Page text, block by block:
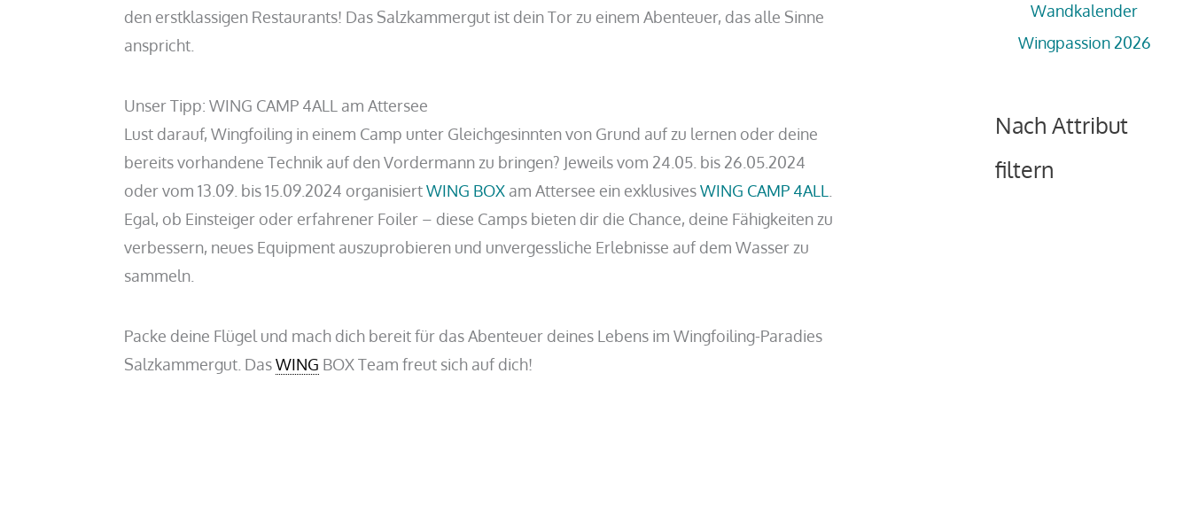
den erstklassigen Restaurants! Das Salzkammergut ist dein Tor zu einem Abenteuer, das alle Sinne
anspricht.
Unser Tipp: WING CAMP 4ALL am Attersee
Lust darauf, Wingfoiling in einem Camp unter Gleichgesinnten von Grund auf zu lernen oder deine
bereits vorhandene Technik auf den Vordermann zu bringen? Jeweils vom 24.05. bis 26.05.2024
oder vom 13.09. bis 15.09.2024 organisiertWING BOX am Attersee ein exklusivesWING CAMP 4ALL
Egal, ob Einsteiger oder erfahrener Foiler – diese Camps bieten dir die Chance, deine Fähigkeiten zu
verbessern, neues Equipment auszuprobieren und unvergessliche Erlebnisse auf dem Wasser zu
sammeln.
Packe deine Flügel und mach dich bereit für das Abenteuer deines Lebens im Wingfoiling-Paradies
Salzkammergut. DasWING BOX Team freut sich auf dich!
Nach Attribut
filtern